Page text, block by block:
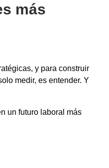
más
y para construir
medir, es entender. Y
un futuro laboral más